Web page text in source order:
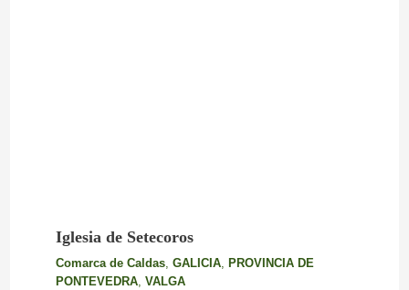
Iglesia de Setecoros
Comarca de Caldas, GALICIA, PROVINCIA DE
PONTEVEDRA, VALGA